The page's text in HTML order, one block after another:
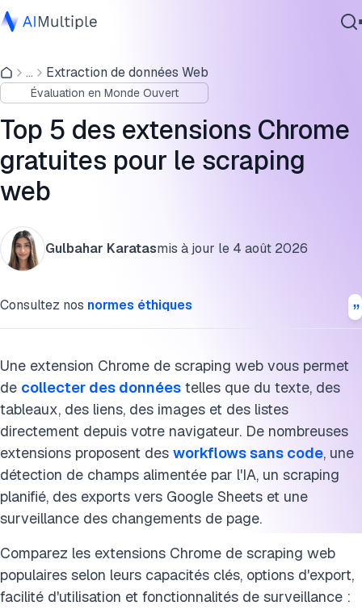
IA agentique
cybersécurité
Données
Logiciel d'entreprise
Services
Contactez-nous
... Extraction de données Web
Évaluation en Monde Ouvert
Top 5 des extensions Chrome
gratuites pour le scraping
web
Gulbahar Karatasmis à jour le 4 août 2026
Consultez nos normes éthiques
Une extension Chrome de scraping web vous permet
de collecter des données telles que du texte, des
tableaux, des liens, des images et des listes
directement depuis votre navigateur. De nombreuses
extensions proposent des workflows sans code, une
détection de champs alimentée par l'IA, un scraping
planifié, des exports vers Google Sheets et une
surveillance des changements de page.
Comparez les extensions Chrome de scraping web
populaires selon leurs capacités clés, options d'export,
facilité d'utilisation et fonctionnalités de surveillance :
Meilleures extensions Chrome de scraping web gratuites
FAQ
Citer cette recherche